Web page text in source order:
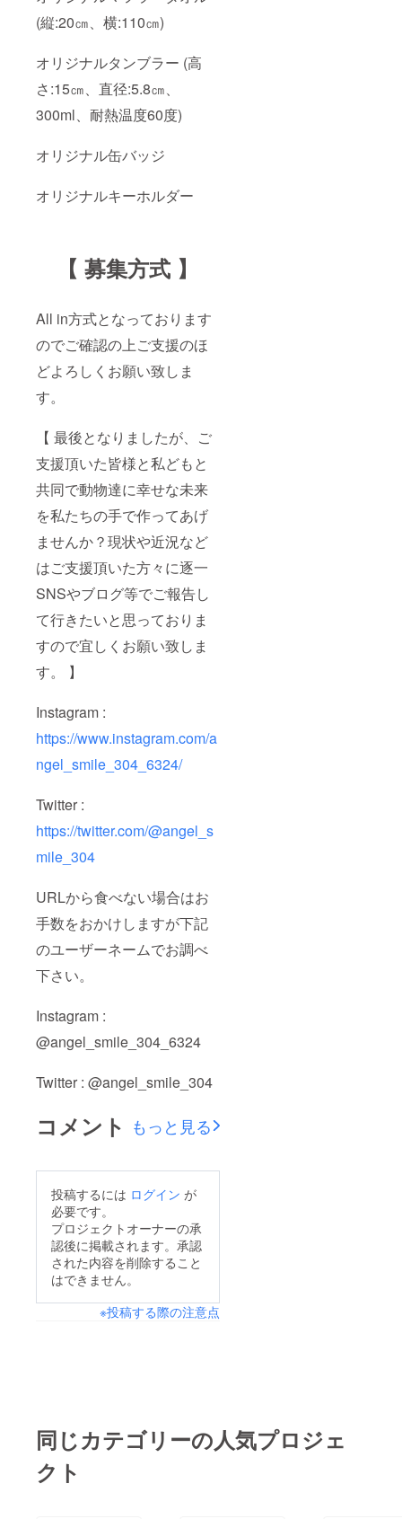
(縦:20㎝、横:110㎝)
オリジナルタンブラー (高
さ:15㎝、直径:5.8㎝、
300ml、耐熱温度60度)
オリジナル缶バッジ
オリジナルキーホルダー
【 募集方式 】
All in方式となっております
のでご確認の上ご支援のほ
どよろしくお願い致しま
す。
【 最後となりましたが、ご
支援頂いた皆様と私どもと
共同で動物達に幸せな未来
を私たちの手で作ってあげ
ませんか？現状や近況など
はご支援頂いた方々に逐一
SNSやブログ等でご報告し
て行きたいと思っておりま
すので宜しくお願い致しま
す。 】
Instagram :
https://www.instagram.com/a
ngel_smile_304_6324/
Twitter :
https://twitter.com/@angel_s
mile_304
URLから食べない場合はお
手数をおかけしますが下記
のユーザーネームでお調べ
下さい。
Instagram :
@angel_smile_304_6324
Twitter : @angel_smile_304
コメント もっと見る
投稿するには ログイン が
必要です。
プロジェクトオーナーの承
認後に掲載されます。承認
された内容を削除すること
はできません。
※投稿する際の注意点
同じカテゴリーの人気プロジェ
クト